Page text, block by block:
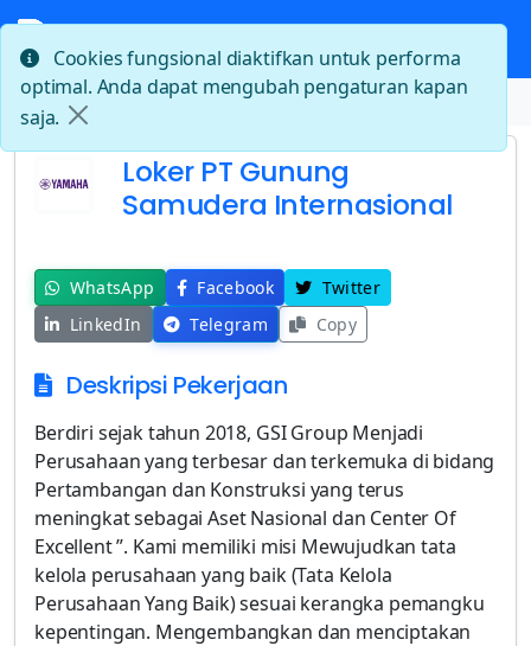
Beranda Loker PT Gunung Samudera Internasional
Loker PT Gunung
Samudera Internasional
WhatsApp Facebook
Twitter
LinkedIn
Telegram Copy
Deskripsi Pekerjaan
Berdiri sejak tahun 2018, GSI Group Menjadi
Perusahaan yang terbesar dan terkemuka di bidang
Pertambangan dan Konstruksi yang terus
meningkat sebagai Aset Nasional dan Center Of
Excellent ”. Kami memiliki misi Mewujudkan tata
kelola perusahaan yang baik (Tata Kelola
Perusahaan Yang Baik) sesuai kerangka pemangku
kepentingan. Mengembangkan dan menciptakan
Cookies fungsional diaktifkan untuk performa
optimal. Anda dapat mengubah pengaturan kapan
saja.